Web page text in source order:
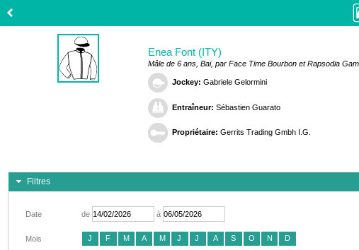
Enea Font (ITY)
Mâle de 6 ans, Bai, par Face Time Bourbon et Rapsodia
Jockey: Gabriele Gelormini
Entraîneur: Sébastien Guarato
Propriétaire: Gerrits Trading Gmbh I.G.
Filtres
Date de à
Mois J F M A M J J A S O N D